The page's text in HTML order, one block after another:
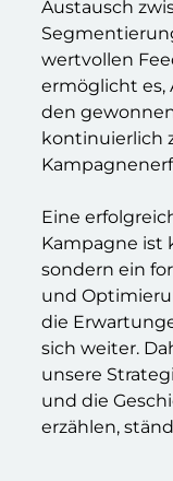
Austausch
wertvollen
ermöglicht es,
den
kontinuierlich
Eine
Kampagne ist
sondern ein
und
die
sich weiter.
unsere
und die
erzählen,